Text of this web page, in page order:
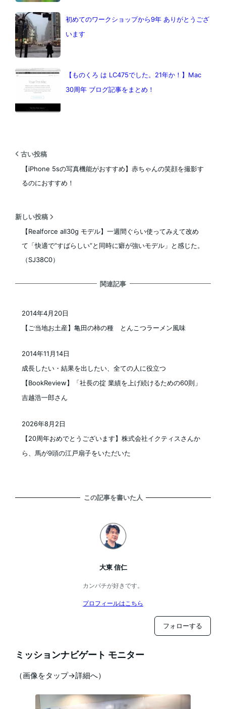
初めてのワークショップから9年 ありがとうござ
います
【ものくろ は LC475でした。21年か！】Mac
30周年 ブログ記事をまとめ！
古い投稿
【iPhone 5sの写真機能がおすすめ】赤ちゃんの笑顔を撮影す
るのにおすすめ！
新しい投稿
【Realforce all30g モデル】一週間ぐらい使ってみえて改め
て「快適で”すばらしい”と同時に癖が強いモデル」と感じた。
（SJ38C0）
関連記事
【ご当地お土産】亀田の柿の種 とんこつラーメン風味
2014年4月20日
成長したい・結果を出したい、全ての人に役立つ
【BookReview】「社長の掟 業績を上げ続けるための60則」
吉越浩一郎さん
2014年11月14日
【20周年おめでとうございます】株式会社イクティスさんか
ら、馬が9頭の江戸扇子をいただいた
2026年8月2日
この記事を書いた人
大東 信仁
カンパチが好きです。
プロフィールはこちら
フォローする
ミッションナビゲート モニター
（画像をタップ→詳細へ）